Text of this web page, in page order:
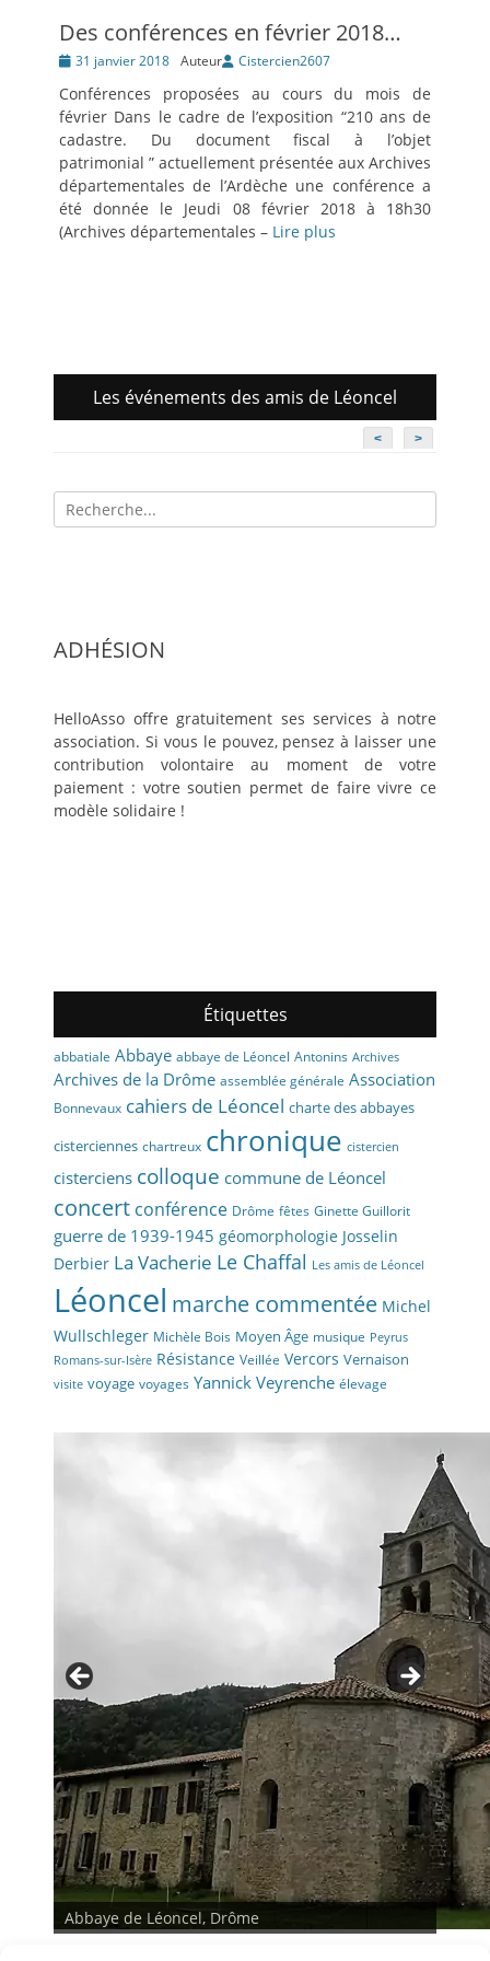
Des conférences en février 2018…
Posté31 janvier 2018 Auteur Cistercien2607
Conférences proposées au cours du mois de
février Dans le cadre de l’exposition “210 ans de
cadastre. Du document fiscal à l’objet
patrimonial ” actuellement présentée aux Archives
départementales de l’Ardèche une conférence a
été donnée le Jeudi 08 février 2018 à 18h30
(Archives départementales – Lire plus
Les événements des amis de Léoncel
< >
Recherche
pour:
ADHÉSION
HelloAsso offre gratuitement ses services à notre
association. Si vous le pouvez, pensez à laisser une
contribution volontaire au moment de votre
paiement : votre soutien permet de faire vivre ce
modèle solidaire !
Étiquettes
abbatiale Abbaye abbaye de Léoncel Antonins Archives
Archives de la Drôme assemblée générale Association
Bonnevaux cahiers de Léoncel charte des abbayes
cisterciennes chartreux chronique cistercien
cisterciens colloque commune de Léoncel
concert conférence Drôme fêtes Ginette Guillorit
guerre de 1939-1945 géomorphologie Josselin
Derbier La Vacherie Le Chaffal Les amis de Léoncel
Léoncel marche commentée Michel
Wullschleger Michèle Bois Moyen Âge musique Peyrus
Romans-sur-Isère Résistance Veillée Vercors Vernaison
visite voyage voyages Yannick Veyrenche élevage
Abbaye de Léoncel, Drôme